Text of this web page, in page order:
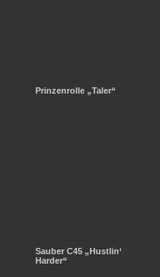
Prinzenrolle „Taler“
Sauber C45 „Hustlin‘
Harder“